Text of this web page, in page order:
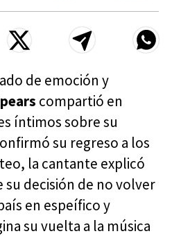
de emoción y
compartió en
íntimos sobre su
su regreso a los
la cantante explicó
su decisión de no volver
en espeífico y
su vuelta a la música